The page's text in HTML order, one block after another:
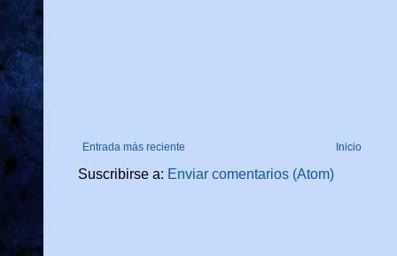
Entrada más reciente Inicio
Suscribirse a: Enviar comentarios (Atom)